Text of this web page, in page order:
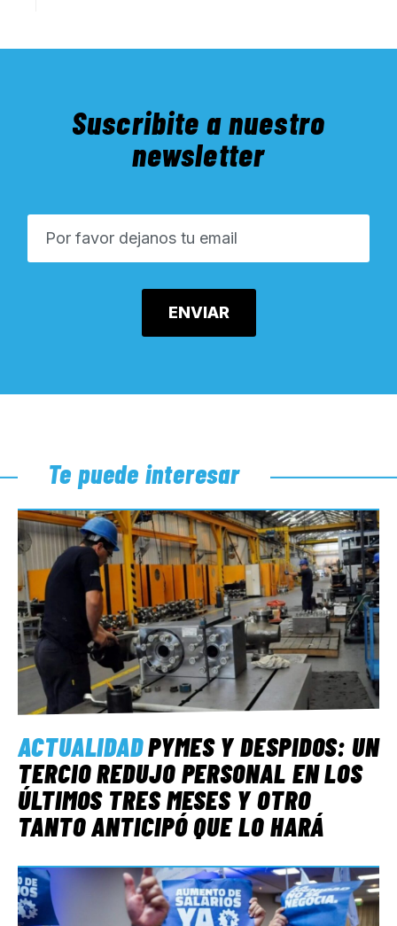
Suscribite a nuestro
newsletter
Te puede interesar
ACTUALIDADPYMES Y DESPIDOS: UN
TERCIO REDUJO PERSONAL EN LOS
ÚLTIMOS TRES MESES Y OTRO
TANTO ANTICIPÓ QUE LO HARÁ